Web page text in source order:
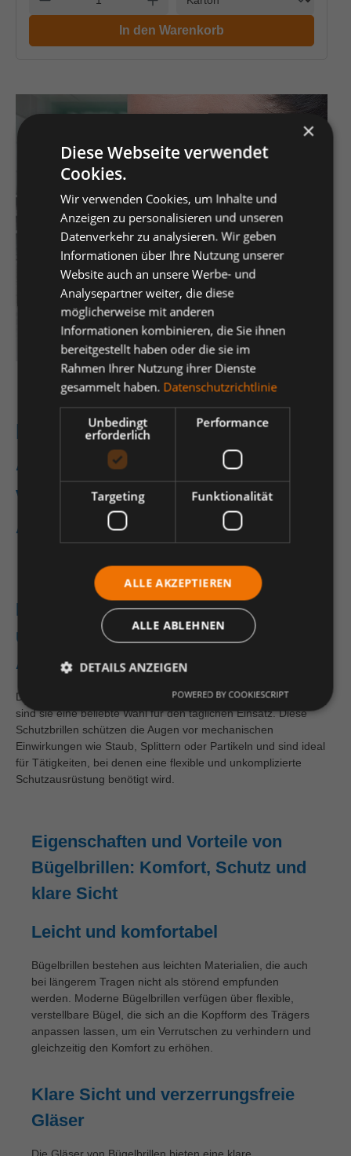
In den Warenkorb
Bügelbrillen für optimalen
Augenschutz in
verschiedenen
Arbeitsbereichen
Bügelbrillen: Leicht, komfortabel
und effektiv für den täglichen
Augenschutz
Dank ihres leichten Designs und des hohen Tragekomforts
sind sie eine beliebte Wahl für den täglichen Einsatz. Diese
Schutzbrillen schützen die Augen vor mechanischen
Einwirkungen wie Staub, Splittern oder Partikeln und sind ideal
für Tätigkeiten, bei denen eine flexible und unkomplizierte
Schutzausrüstung benötigt wird.
Eigenschaften und Vorteile von
Bügelbrillen: Komfort, Schutz und
klare Sicht
Leicht und komfortabel
Bügelbrillen bestehen aus leichten Materialien, die auch
bei längerem Tragen nicht als störend empfunden
werden. Moderne Bügelbrillen verfügen über flexible,
verstellbare Bügel, die sich an die Kopfform des Trägers
anpassen lassen, um ein Verrutschen zu verhindern und
gleichzeitig den Komfort zu erhöhen.
Klare Sicht und verzerrungsfreie
Gläser
×
Diese Webseite verwendet
Cookies.
Wir verwenden Cookies, um Inhalte und
Anzeigen zu personalisieren und unseren
Datenverkehr zu analysieren. Wir geben
Informationen über Ihre Nutzung unserer
Website auch an unsere Werbe- und
Analysepartner weiter, die diese
möglicherweise mit anderen
Informationen kombinieren, die Sie ihnen
bereitgestellt haben oder die sie im
Rahmen Ihrer Nutzung ihrer Dienste
gesammelt haben. Datenschutzrichtlinie
Unbedingt
erforderlich
Performance
Targeting Funktionalität
ALLE AKZEPTIEREN
ALLE ABLEHNEN
DETAILS ANZEIGEN
POWERED BY COOKIESCRIPT